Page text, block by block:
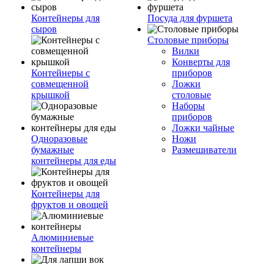
Контейнеры для
сыров
Контейнеры с
совмещенной
крышкой
Одноразовые
бумажные
контейнеры для еды
Контейнеры для
фруктов и овощей
Алюминиевые
контейнеры
Посуда для фуршета
Столовые приборы
Вилки
Конверты для
приборов
Ложки
столовые
Наборы
приборов
Ложки чайные
Ножи
Размешиватели